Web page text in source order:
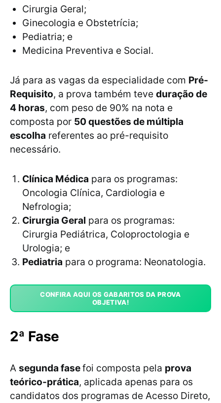
Cirurgia Geral;
Ginecologia e Obstetrícia;
Pediatria; e
Medicina Preventiva e Social.
Já para as vagas da especialidade com Pré-
Requisito, a prova também teve duração de
4 horas, com peso de 90% na nota e
composta por 50 questões de múltipla
escolha referentes ao pré-requisito
necessário.
Clínica Médica para os programas:
Oncologia Clínica, Cardiologia e
Nefrologia;
Cirurgia Geral para os programas:
Cirurgia Pediátrica, Coloproctologia e
Urologia; e
Pediatria para o programa: Neonatologia.
CONFIRA AQUI OS GABARITOS DA PROVA
OBJETIVA!
2ª Fase
A segunda fasefoi composta pela prova
teórico-prática, aplicada apenas para os
candidatos dos programas de Acesso Direto,